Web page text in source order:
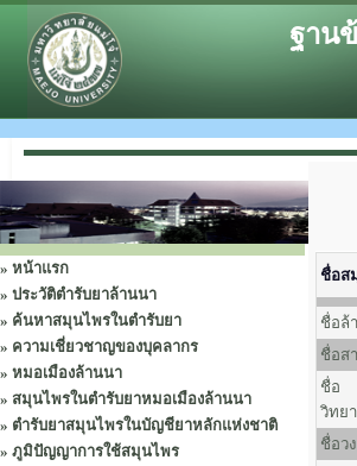
ฐาน
» หน้าแรก
» ประวัติตำรับยาล้านนา
» ค้นหาสมุนไพรในตำรับยา
» ความเชี่ยวชาญของบุคลากร
» หมอเมืองล้านนา
» สมุนไพรในตำรับยาหมอเมืองล้านนา
» ตำรับยาสมุนไพรในบัญชียาหลักแห่งชาติ
» ภูมิปัญญาการใช้สมุนไพร
ชื่อส
ชื่อล้
ชื่อส
ชื่อ
วิทย
ชื่อว